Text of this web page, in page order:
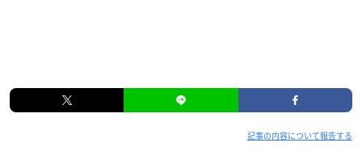
記事の内容について報告する